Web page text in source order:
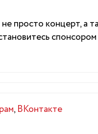
просто концерт, а
,ВКонтакте